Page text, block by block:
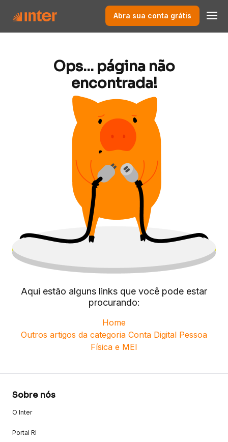
Abra sua conta grátis
Ops... página não
encontrada!
Aqui estão alguns links que você pode estar
procurando:
Home
Outros artigos da categoria Conta Digital Pessoa
Física e MEI
Sobre nós
O Inter
Portal RI